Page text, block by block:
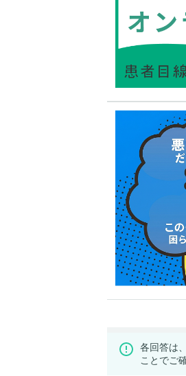
各回答は
ことでご